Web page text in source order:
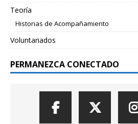
Teoría
Historias de Acompañamiento
Voluntariados
PERMANEZCA CONECTADO